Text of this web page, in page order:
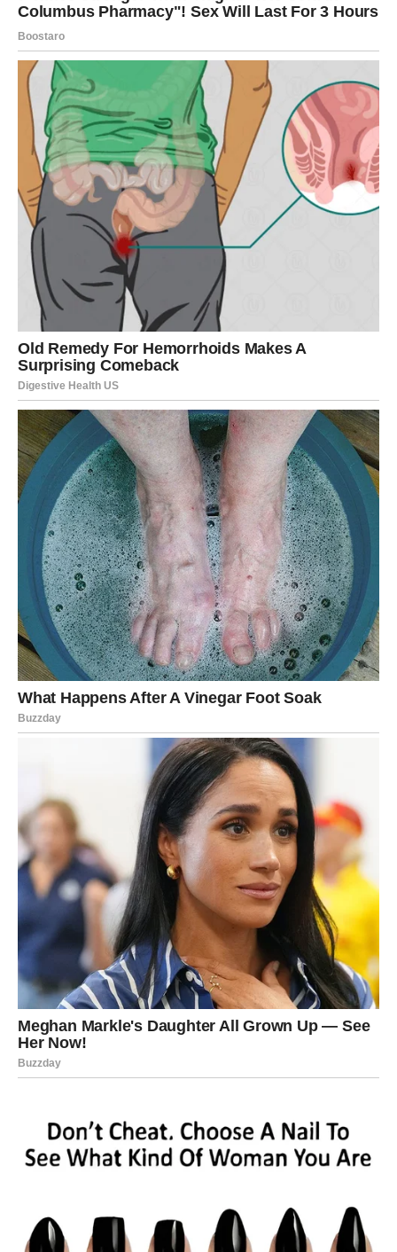
između slobode i potrebe za bliskošću. Ako si u vezi,
važno je da ne bežiš od ozbiljnih razgovora – partner želi
sigurnost i jasnoću. Slobodni Strelčevi mogu upoznati
osobu koja ih inspiriše, izaziva i tera da razmišljaju
drugačije. Ovo nije prolazna avantura, već susret koji ima
potencijal da preraste u nešto ozbiljnije, ako dozvoliš
sebi da se zadržiš.
JARAC
Jarac ulazi u emotivno zrelu i važnu nedelju. Ako si u
vezi, osećaš potrebu da gradiš stabilnost, ali i da pokažeš
emocije koje često držiš u sebi. Partner ceni tvoju
pouzdanost, ali sada želi i toplinu. Slobodni Jarčevi mogu
započeti ozbiljnu ljubavnu priču sa osobom koja deli iste
vrednosti i pogled na budućnost. Ovo je period kada
ljubav dolazi kao nagrada za strpljenje i prošle lekcije.
VODOLIJA
Za Vodoliju, ljubav donosi iznenađenja. Ako si u vezi,
rutina se prekida – moguće su neočekivane promene,
putovanja ili razgovori koji osvežavaju odnos. Slobodne
Vodolije mogu upoznati osobu na neobičan način, ali veza
se razvija brzo i snažno. Ovo je nedelja u kojoj shvataš da
ljubav ne mora da izgleda „klasično“ da bi bila prava. Daj
šansu onome što dolazi drugačije nego što si planirao.
RIBE
Ribe ulaze u veoma romantičan i emotivan period. Ako si
u vezi, osećaš duboku povezanost, nežnost i potrebu da
se stopiš sa voljenom osobom. Reči ljubavi, pažnja i sitni
gestovi imaju ogromnu snagu. Slobodne Ribe mogu
doživeti ljubav koja liči na san – ali važno je da ostanu
povezane sa realnošću. Ovo je nedelja u kojoj srce vodi,
ali i u kojoj treba slušati unutrašnji glas razuma.